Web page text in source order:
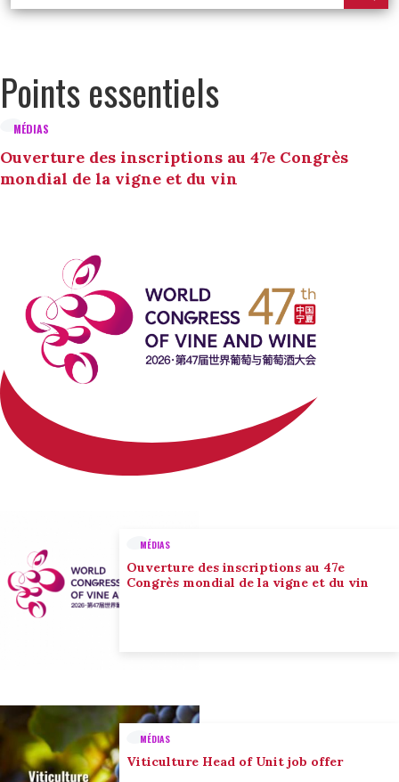
Points essentiels
MÉDIAS
Ouverture des inscriptions au 47e Congrès
mondial de la vigne et du vin
MÉDIAS
Ouverture des inscriptions au 47e
Congrès mondial de la vigne et du vin
MÉDIAS
Viticulture Head of Unit job offer